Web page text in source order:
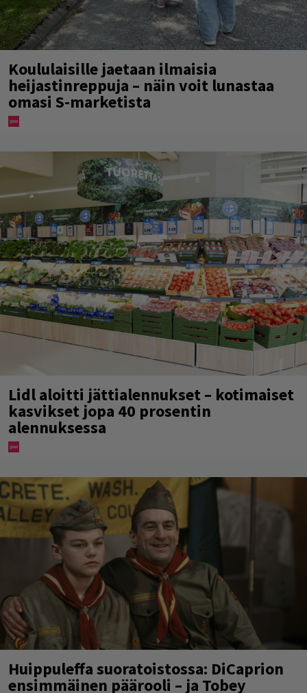
Koululaisille jaetaan ilmaisia
heijastinreppuja – näin voit lunastaa
omasi S-marketista
Lidl aloitti jättialennukset – kotimaiset
kasvikset jopa 40 prosentin
alennuksessa
Huippuleffa suoratoistossa: DiCaprion
ensimmäinen päärooli – ja Tobey